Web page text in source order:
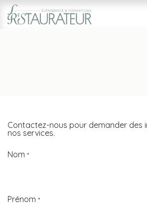
Se rendre au contenu
Contactez-nous pour demander des
nos services.
Nom *
Prénom *